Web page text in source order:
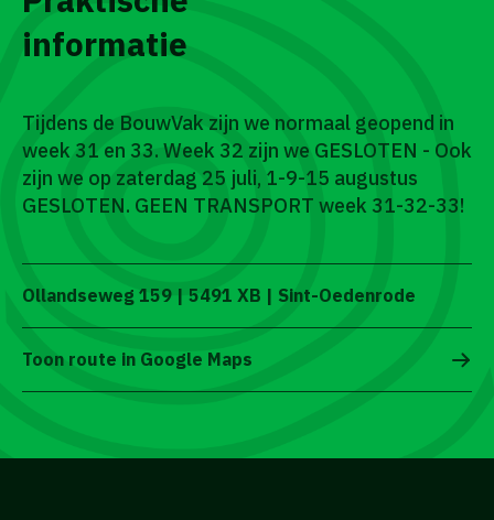
informatie
Tijdens de BouwVak zijn we normaal geopend in
week 31 en 33. Week 32 zijn we GESLOTEN - Ook
zijn we op zaterdag 25 juli, 1-9-15 augustus
GESLOTEN. GEEN TRANSPORT week 31-32-33!
Ollandseweg 159 | 5491 XB | Sint-Oedenrode
Toon route in Google Maps